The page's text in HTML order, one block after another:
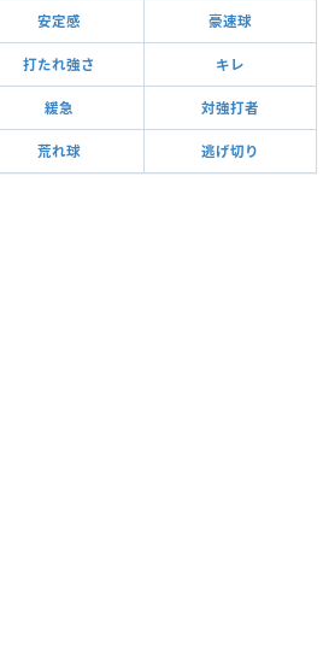
安定感 豪速球
打たれ強さ キレ
緩急 対強打者
荒れ球 逃げ切り